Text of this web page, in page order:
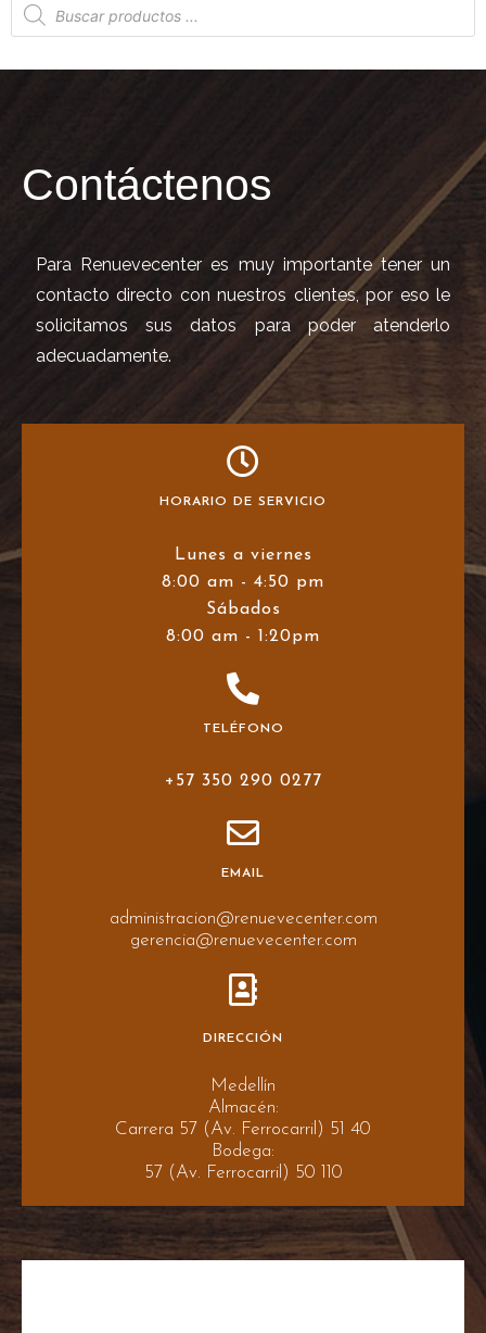
de
productos
Contáctenos
Para Renuevecenter es muy importante tener un
contacto directo con nuestros clientes, por eso le
solicitamos sus datos para poder atenderlo
adecuadamente.
HORARIO DE SERVICIO
Lunes a viernes
8:00 am - 4:50 pm
Sábados
8:00 am - 1:20pm
TELÉFONO
+57 350 290 0277
EMAIL
administracion@renuevecenter.com
gerencia@renuevecenter.com
DIRECCIÓN
Medellín
Almacén:
Carrera 57 (Av. Ferrocarril) 51 40
Bodega:
57 (Av. Ferrocarril) 50 110